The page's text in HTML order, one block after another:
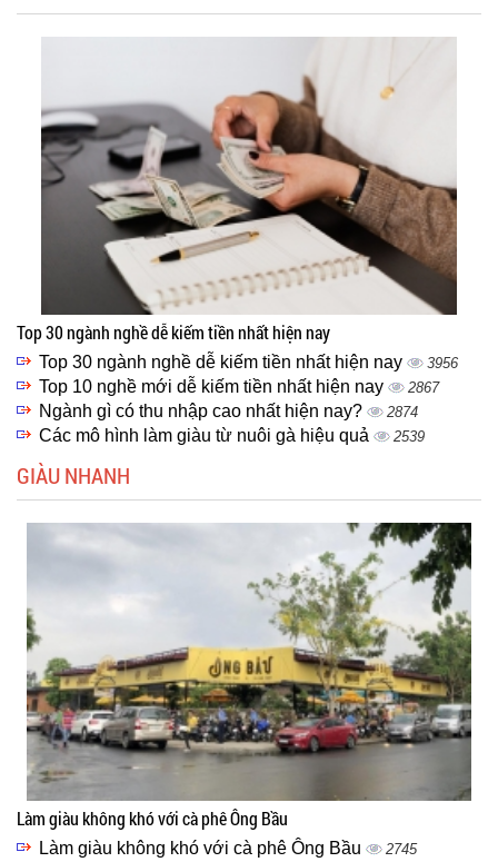
Top 30 ngành nghề dễ kiếm tiền nhất hiện nay
Top 30 ngành nghề dễ kiếm tiền nhất hiện nay 3956
Top 10 nghề mới dễ kiếm tiền nhất hiện nay 2867
Ngành gì có thu nhập cao nhất hiện nay? 2874
Các mô hình làm giàu từ nuôi gà hiệu quả 2539
GIÀU NHANH
Làm giàu không khó với cà phê Ông Bầu
Làm giàu không khó với cà phê Ông Bầu 2745